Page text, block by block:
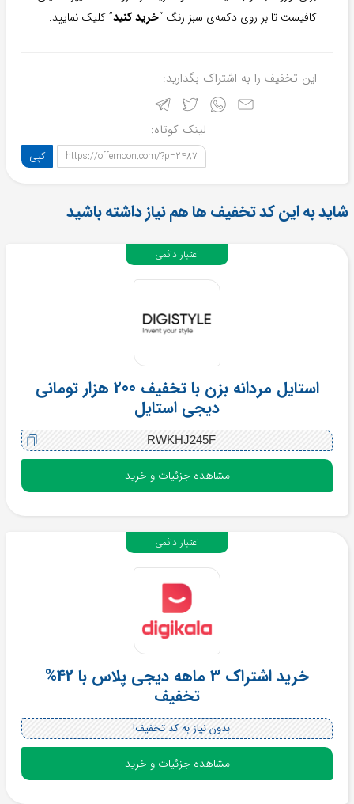
کافیست تا بر روی دکمه‌ی سبز رنگ “خرید کنید” کلیک نمایید.
این تخفیف را به اشتراک بگذارید:
لینک کوتاه:
https://offemoon.com/?p=2487 کپی
شاید به این کد تخفیف ها هم نیاز داشته باشید
استایل مردانه بزن با تخفیف 200 هزار تومانی
دیجی استایل
RWKHJ245F
مشاهده جزئیات و خرید
اعتبار دائمی
خرید اشتراک 3 ماهه دیجی پلاس با 42%
تخفیف
بدون نیاز به کد تخفیف!
مشاهده جزئیات و خرید
اعتبار دائمی